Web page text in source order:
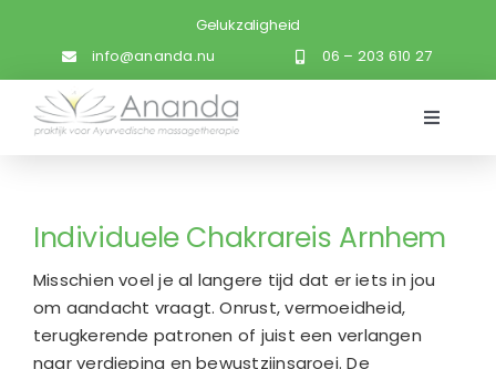
info@ananda.nu 06 – 203 610 27
Toggle
Wat is Ayurveda
Over Ananda
Individuele Chakrareis Arnhem
Misschien voel je al langere tijd dat er iets in jou
om aandacht vraagt. Onrust, vermoeidheid,
terugkerende patronen of juist een verlangen
naar verdieping en bewustzijnsgroei. De